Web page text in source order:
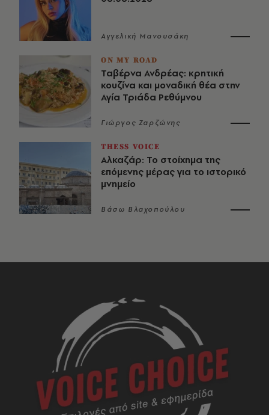
Αγγελική Μανουσάκη
ON MY ROAD
Ταβέρνα Ανδρέας: κρητική
κουζίνα και μοναδική θέα στην
Αγία Τριάδα Ρεθύμνου
Γιώργος Ζαρζώνης
THESS VOICE
Αλκαζάρ: Το στοίχημα της
επόμενης μέρας για το ιστορικό
μνημείο
Βάσω Βλαχοπούλου